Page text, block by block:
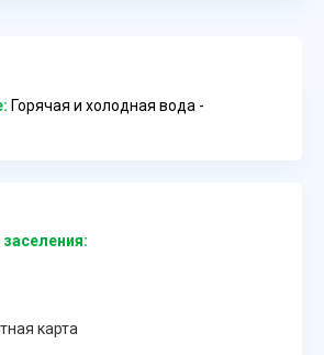
Горячая и холодная вода -
карта